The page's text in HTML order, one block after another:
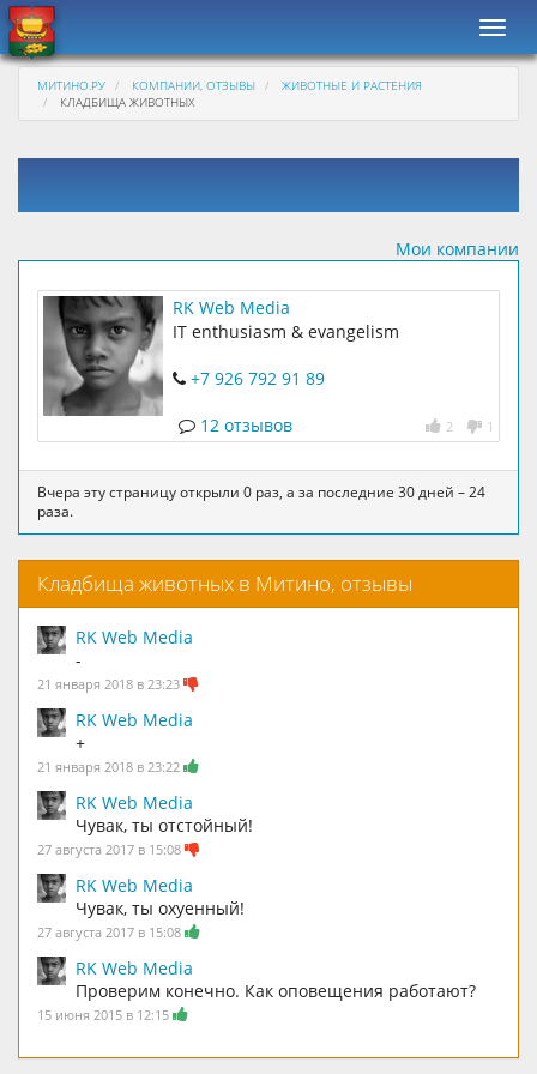
МИТИНО.РУ КОМПАНИИ, ОТЗЫВЫ
ЖИВОТНЫЕ И РАСТЕНИЯ
КЛАДБИЩА ЖИВОТНЫХ
Мои компании
RK Web Media
IT enthusiasm & evangelism
+7 926 792 91 89
2 1
12 отзывов
Вчера эту страницу открыли 0 раз, а за последние 30 дней – 24
раза.
Кладбища животных в Митино, отзывы
RK Web Media
-
21 января 2018 в 23:23
RK Web Media
+
21 января 2018 в 23:22
RK Web Media
Чувак, ты отстойный!
27 августа 2017 в 15:08
RK Web Media
Чувак, ты охуенный!
27 августа 2017 в 15:08
RK Web Media
Проверим конечно. Как оповещения работают?
15 июня 2015 в 12:15